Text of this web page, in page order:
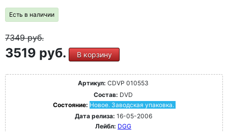
Есть в наличии
7349руб.
3519 руб. В корзину
Артикул: CDVP 010553
Состав: DVD
Состояние: Новое. Заводская упаковка.
Дата релиза: 16-05-2006
Лейбл: DGG